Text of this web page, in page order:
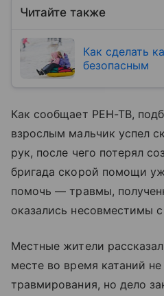
Читайте также
Как сделать
безопасным
Как сообщает РЕН-ТВ,
взрослым мальчик успел
рук, после чего потерял
бригада скорой помощи
помочь — травмы,
оказались несовместимы
Местные жители
месте во время катаний
травмирования, но дело